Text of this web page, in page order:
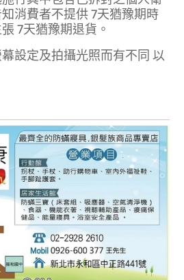
消費者不提供 7天猶豫期時
7天猶豫期退貨。
設定及拍攝光照而有不同 以